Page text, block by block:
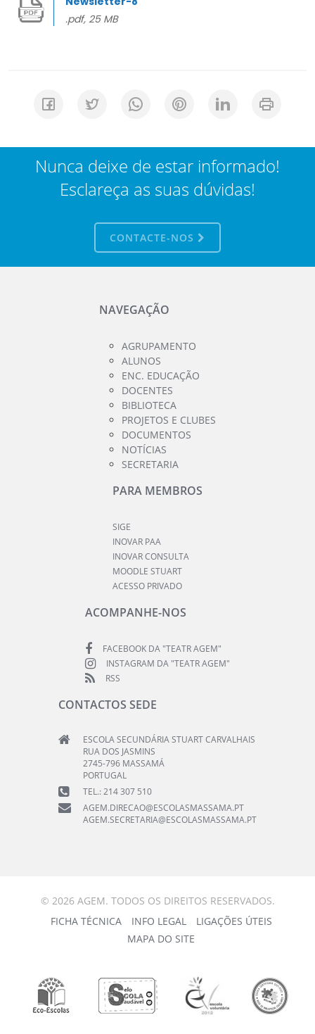
.pdf, 25 MB
Nunca deixe de estar informado!
Esclareça as suas dúvidas!
CONTACTE-NOS
NAVEGAÇÃO
AGRUPAMENTO
ALUNOS
ENC. EDUCAÇÃO
DOCENTES
BIBLIOTECA
PROJETOS E CLUBES
DOCUMENTOS
NOTÍCIAS
SECRETARIA
PARA MEMBROS
SIGE
INOVAR PAA
INOVAR CONSULTA
MOODLE STUART
ACESSO PRIVADO
ACOMPANHE-NOS
FACEBOOK DA "TEATR AGEM"
INSTAGRAM DA "TEATR AGEM"
RSS
CONTACTOS SEDE
ESCOLA SECUNDÁRIA STUART CARVALHAIS
RUA DOS JASMINS
2745-796 MASSAMÁ
PORTUGAL
TEL.: 214 307 510
AGEM.DIRECAO@ESCOLASMASSAMA.PT
AGEM.SECRETARIA@ESCOLASMASSAMA.PT
© 2026 AGEM. TODOS OS DIREITOS RESERVADOS.
FICHA TÉCNICA
INFO LEGAL
LIGAÇÕES ÚTEIS
MAPA DO SITE